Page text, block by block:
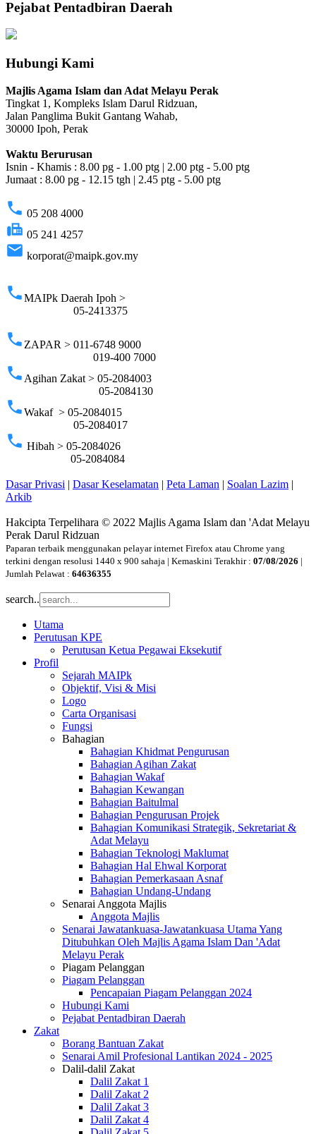
Pejabat Pentadbiran Daerah
Hubungi Kami
Majlis Agama Islam dan Adat Melayu Perak
Tingkat 1, Kompleks Islam Darul Ridzuan,
Jalan Panglima Bukit Gantang Wahab,
30000 Ipoh, Perak
Waktu Berurusan
Isnin - Khamis : 8.00 pg - 1.00 ptg | 2.00 ptg - 5.00 ptg
Jumaat : 8.00 pg - 12.15 tgh | 2.45 ptg - 5.00 ptg
phone 05 208 4000
fax 05 241 4257
email korporat@maipk.gov.my
phoneMAIPk Daerah Ipoh >
05-2413375
phone ZAPAR > 011-6748 9000
019-400 7000
phone Agihan Zakat > 05-2084003
05-2084130
phoneWakaf > 05-2084015
05-2084017
phone Hibah > 05-2084026
05-2084084
Dasar Privasi | Dasar Keselamatan | Peta Laman | Soalan Lazim |
Arkib
Hakcipta Terpelihara © 2022 Majlis Agama Islam dan 'Adat Melayu
Perak Darul Ridzuan
Paparan terbaik menggunakan pelayar internet Firefox atau Chrome yang
terkini dengan resolusi 1440 x 900 sahaja | Kemaskini Terakhir : 07/08/2026 |
Jumlah Pelawat : 64636355
search..
Utama
Perutusan KPE
Perutusan Ketua Pegawai Eksekutif
Profil
Sejarah MAIPk
Objektif, Visi & Misi
Logo
Carta Organisasi
Fungsi
Bahagian
Bahagian Khidmat Pengurusan
Bahagian Agihan Zakat
Bahagian Wakaf
Bahagian Kewangan
Bahagian Baitulmal
Bahagian Pengurusan Projek
Bahagian Komunikasi Strategik, Sekretariat &
Adat Melayu
Bahagian Teknologi Maklumat
Bahagian Hal Ehwal Korporat
Bahagian Pemerkasaan Asnaf
Bahagian Undang-Undang
Senarai Anggota Majlis
Anggota Majlis
Senarai Jawatankuasa-Jawatankuasa Utama Yang
Ditubuhkan Oleh Majlis Agama Islam Dan 'Adat
Melayu Perak
Piagam Pelanggan
Piagam Pelanggan
Pencapaian Piagam Pelanggan 2024
Hubungi Kami
Pejabat Pentadbiran Daerah
Zakat
Borang Bantuan Zakat
Senarai Amil Profesional Lantikan 2024 - 2025
Dalil-dalil Zakat
Dalil Zakat 1
Dalil Zakat 2
Dalil Zakat 3
Dalil Zakat 4